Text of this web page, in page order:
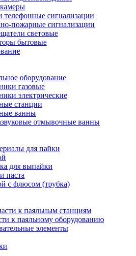
телефонные сигнализации
пожарные сигнализации
световые
бытовые
оборудование
газовые
электрические
станции
ванны
отмывочные ванны
для пайки
для выпайки
паста
с флюсом (трубка)
к паяльным станциям
к паяльному оборудованию
элементы